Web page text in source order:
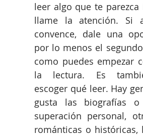
leer algo que te
llame la atención. Si
convence, dale una
por lo menos el
como puedes empezar
la lectura. Es
escoger qué leer. Hay
gusta las biografías
superación personal,
románticas o históricas,